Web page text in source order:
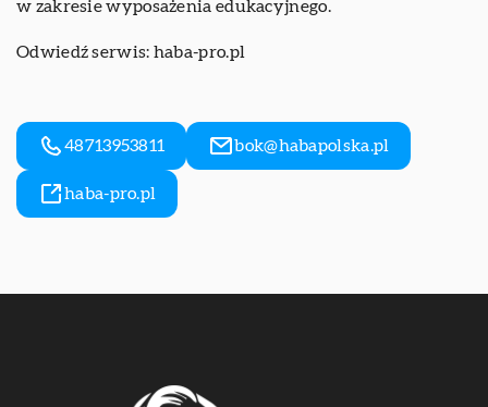
w zakresie wyposażenia edukacyjnego.
Odwiedź serwis: haba-pro.pl
48713953811 bok@habapolska.pl
haba-pro.pl